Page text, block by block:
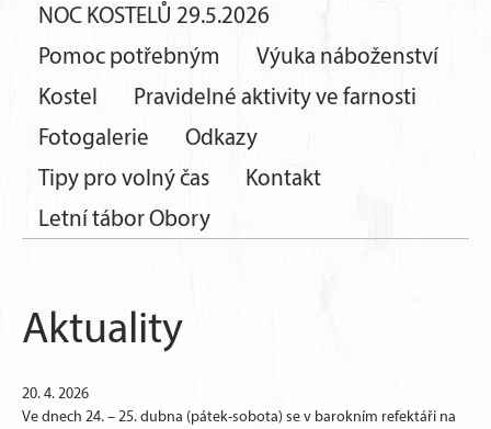
NOC KOSTELŮ 29.5.2026
Pomoc potřebným
Výuka náboženství
Kostel
Pravidelné aktivity ve farnosti
Fotogalerie
Odkazy
Tipy pro volný čas
Kontakt
Letní tábor Obory
Aktuality
20. 4. 2026
Ve dnech 24. – 25. dubna (pátek-sobota) se v barokním refektáři na